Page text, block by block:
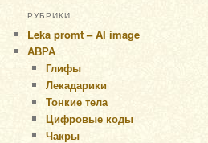
РУБРИКИ
Leka promt – AI image
АВРА
Глифы
Лекадарики
Тонкие тела
Цифровые коды
Чакры